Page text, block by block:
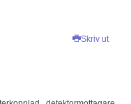
Skriv ut